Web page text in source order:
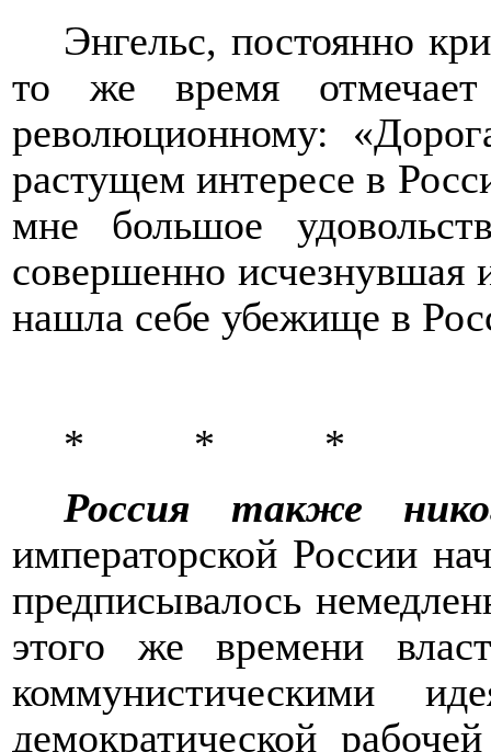
Энгельс, постоянно
то же время
революционному:
растущем интересе в
мне большое
совершенно
нашла себе убежище в
* *
*
Россия также
императорской России
предписывалось
этого же времени
коммунистическими
демократической